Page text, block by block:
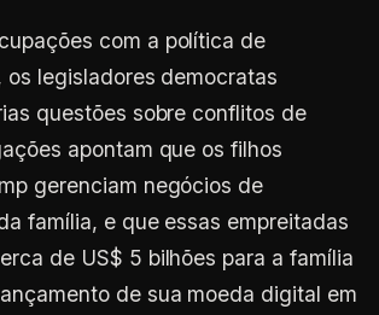
com a política de
os legisladores democratas
questões sobre conflitos de
apontam que os filhos
gerenciam negócios de
família, e que essas empreitadas
de US$ 5 bilhões para a família
de sua moeda digital em